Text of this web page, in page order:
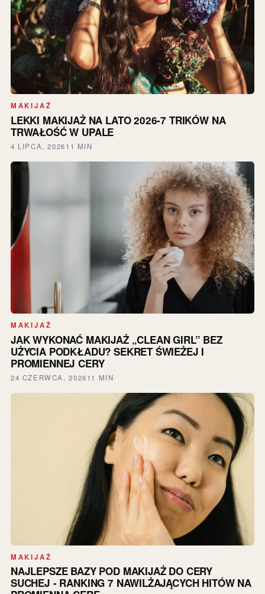
MAKIJAŻ
LEKKI MAKIJAŻ NA LATO 2026-7 TRIKÓW NA
TRWAŁOŚĆ W UPALE
4 LIPCA, 202611 MIN
MAKIJAŻ
JAK WYKONAĆ MAKIJAŻ „CLEAN GIRL” BEZ
UŻYCIA PODKŁADU? SEKRET ŚWIEŻEJ I
PROMIENNEJ CERY
24 CZERWCA, 202611 MIN
MAKIJAŻ
NAJLEPSZE BAZY POD MAKIJAŻ DO CERY
SUCHEJ - RANKING 7 NAWILŻAJĄCYCH HITÓW NA